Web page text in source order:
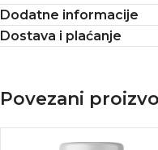
Dodatne informacije
Dostava i plaćanje
Povezani